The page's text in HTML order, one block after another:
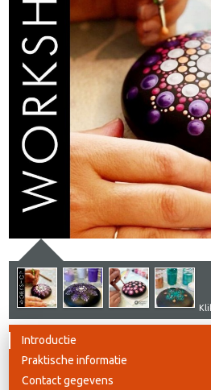
Introductie
Praktische informatie
Contact gegevens